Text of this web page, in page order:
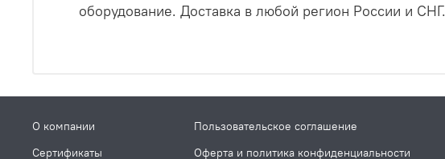
оборудование. Доставка в любой регион России и СНГ.
О компании
Сертификаты
Пользовательское соглашение
Оферта и политика конфиденциальности